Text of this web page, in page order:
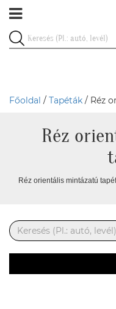
Főoldal / Tapéták / Réz
Réz
Réz orientális mintázatú